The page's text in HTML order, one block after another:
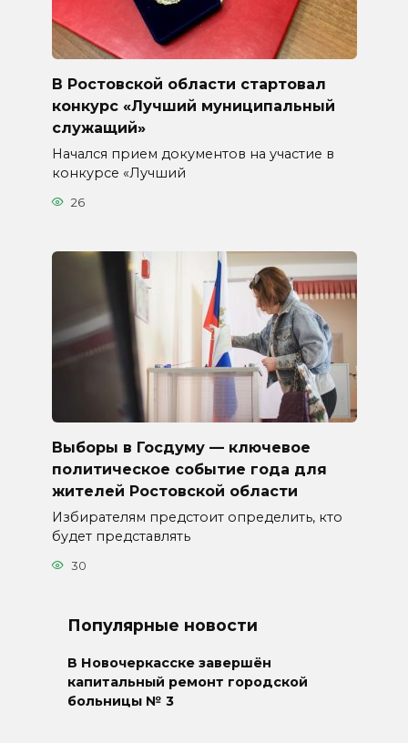
В Ростовской области стартовал
конкурс «Лучший муниципальный
служащий»
Начался прием документов на участие в
конкурсе «Лучший
26
Выборы в Госдуму — ключевое
политическое событие года для
жителей Ростовской области
Избирателям предстоит определить, кто
будет представлять
30
Популярные новости
В Новочеркасске завершён
капитальный ремонт городской
больницы № 3